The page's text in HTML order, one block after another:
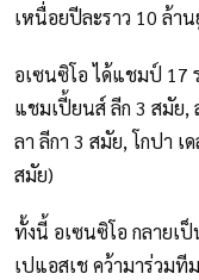
เหนื่อยปีละราว 10 ล้า
อเซนซิโอ ได้แชมป์ 17
แชมเปี้ยนส์ ลีก 3 สมัย,
ลา ลีกา 3 สมัย, โกปา
สมัย)
ทั้งนี้ อเซนซิโอ กลายเ
เปแอสเช คว้ามาร่วมที